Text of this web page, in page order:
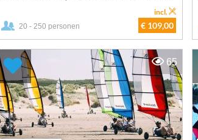
20 - 250 personen € 109,00
incl.
65